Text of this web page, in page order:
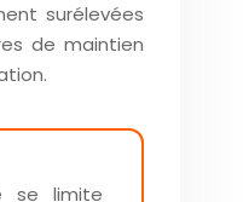
surélevées
de maintien
se limite